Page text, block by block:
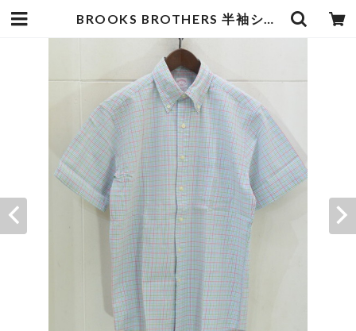
BROOKS BROTHERS 半袖シャツ | goodbadstore